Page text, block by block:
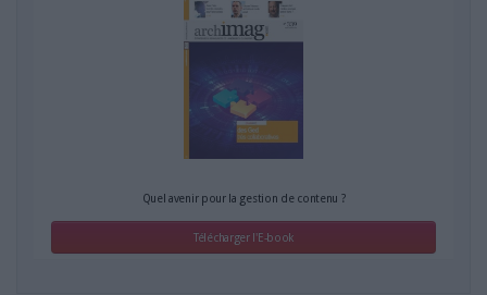
Quel avenir pour la gestion de contenu ?
Télécharger l'E-book